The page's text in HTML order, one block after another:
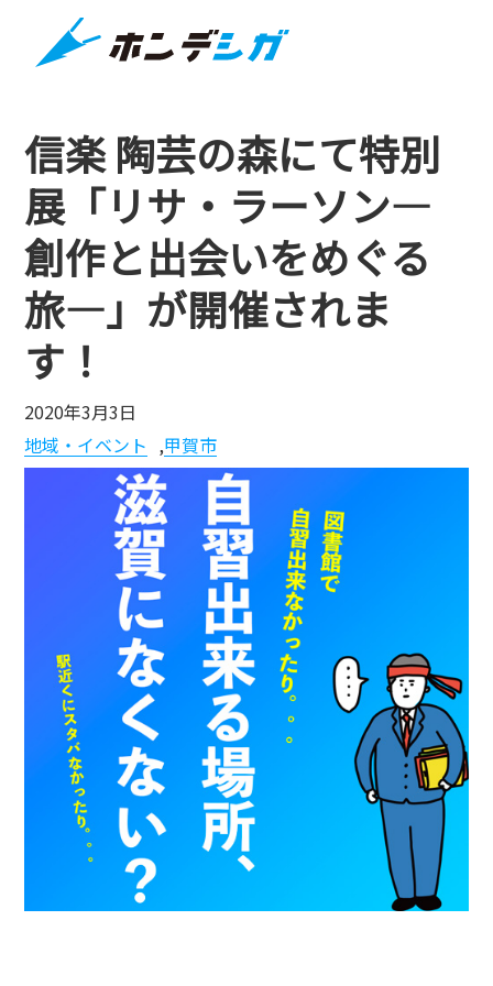
信楽 陶芸の森にて特別
展「リサ・ラーソン―
創作と出会いをめぐる
旅―」が開催されま
す！
2020年3月3日
地域・イベント ,甲賀市